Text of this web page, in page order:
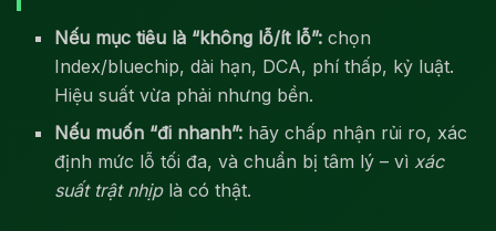
Nếu mục tiêu là “không lỗ/ít lỗ”: chọn
Index/bluechip, dài hạn, DCA, phí thấp, kỷ luật.
Hiệu suất vừa phải nhưng bền.
Nếu muốn “đi nhanh”: hãy chấp nhận rủi ro, xác
định mức lỗ tối đa, và chuẩn bị tâm lý – vì xác
suất trật nhịplà có thật.